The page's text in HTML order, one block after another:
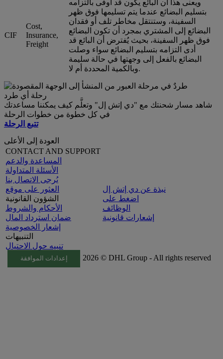
CIF
Cost,
Insurance,
Freight
ويعنى هذا أن البائع يكون قد أوفى بالتزامه
بتسليم البضائع عندما يتم تسليمها فوق ظهر
السفينة، وستنتقل مخاطر تلف أو فقدان
البضائع إلى المشتري بمجرد أن تكون البضائع
فوق ظهر السفينة، بحيث يُفترض أن البائع قد
أدى التزامه بتسليم البضائع سواء وصلت
البضائع بالفعل إلى وجهتها في حالة سليمة
وبالكمية المحددة أم لا.
رحلة أي طرد
شاهد مسار شحنتك مع "دي إتش إل" وتعلَّم كيف يمكننا مساعدتك
في كل خطوة من خطوات الرحلة
تتبع الرحلة
العودة إلى الأعلى
CONTACT AND SUPPORT
المساعدة والدعم
الأسئلة المتداولة
يُرجى الاتصال بنا
العثور على موقع
الشؤون القانونية
الأحكام والشروط
ضمان استرداد المال
إشعار الخصوصية
التنبيهات
تنبيه حول الاحتيال
نبذة عن دي إتش إل
اضغط على
الوظائف
إشعارات قانونية
إعدادات الموافقة 2026 © DHL Group - All rights reserved